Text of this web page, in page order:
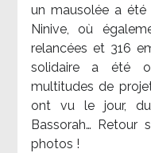
un mausolée a
Ninive, où
relancées et 316
solidaire a été
multitudes de
ont vu le jour, du
Bassorah… Retour
photos !